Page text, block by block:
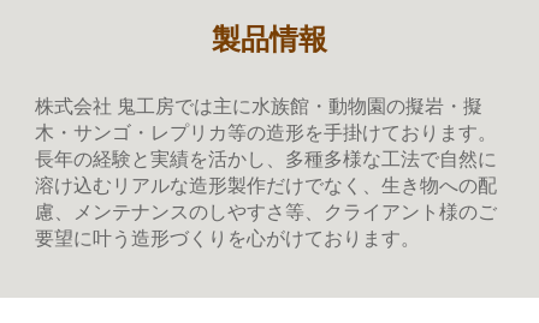
製品情報
株式会社 鬼工房では主に水族館・動物園の擬岩・擬
木・サンゴ・レプリカ等の造形を手掛けております。
長年の経験と実績を活かし、多種多様な工法で自然に
溶け込むリアルな造形製作だけでなく、生き物への配
慮、メンテナンスのしやすさ等、クライアント様のご
要望に叶う造形づくりを心がけております。